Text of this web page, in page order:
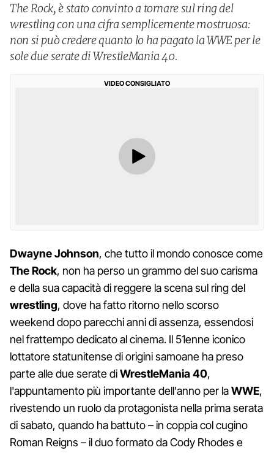
The Rock, è stato convinto a tornare sul ring del
wrestling con una cifra semplicemente mostruosa:
non si può credere quanto lo ha pagato la WWE per le
sole due serate di WrestleMania 40.
VIDEO CONSIGLIATO
Dwayne Johnson, che tutto il mondo conosce come
The Rock, non ha perso un grammo del suo carisma
e della sua capacità di reggere la scena sul ring del
wrestling, dove ha fatto ritorno nello scorso
weekend dopo parecchi anni di assenza, essendosi
nel frattempo dedicato al cinema. Il 51enne iconico
lottatore statunitense di origini samoane ha preso
parte alle due serate diWrestleMania 40,
l'appuntamento più importante dell'anno per laWWE,
rivestendo un ruolo da protagonista nella prima serata
di sabato, quando ha battuto – in coppia col cugino
Roman Reigns – il duo formato da Cody Rhodes e